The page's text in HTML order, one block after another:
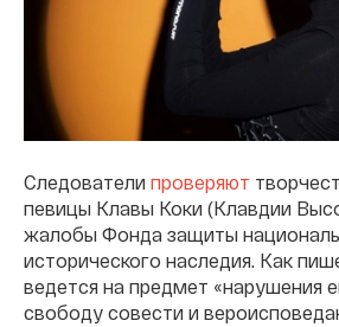
Следователи проверяют
певицы Клавы Коки (Клавдии
жалобы Фонда защиты
исторического наследия. Как
ведется на предмет «нарушения
свободу совести и